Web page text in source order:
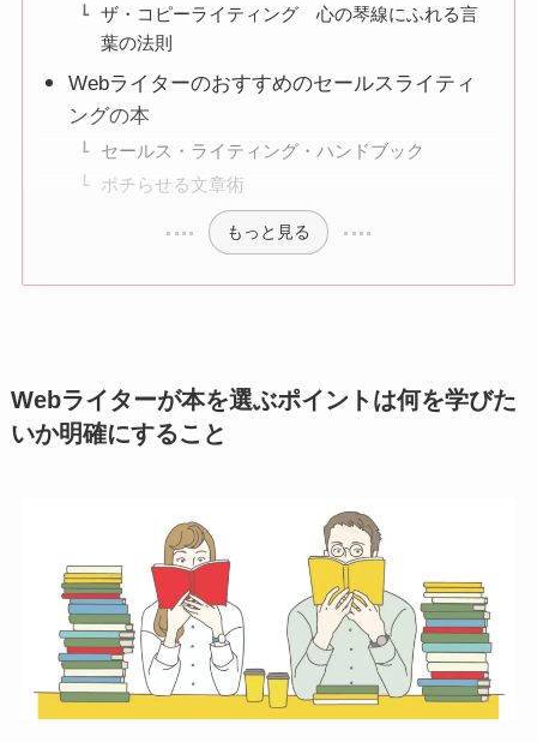
ザ・コピーライティング 心の琴線にふれる言
葉の法則
Webライターのおすすめのセールスライティ
ングの本
セールス・ライティング・ハンドブック
ポチらせる文章術
もっと見る
Webライターが本を選ぶポイントは何を学びた
いか明確にすること